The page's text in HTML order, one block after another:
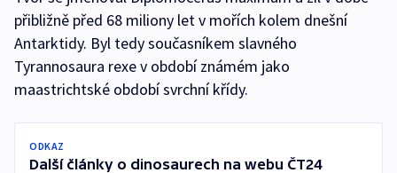
přibližně před 68 miliony let v mořích kolem dnešní
Antarktidy. Byl tedy současníkem slavného
Tyrannosaura rexe v období známém jako
maastrichtské období svrchní křídy.
ODKAZ
Další články o dinosaurech na webu ČT24